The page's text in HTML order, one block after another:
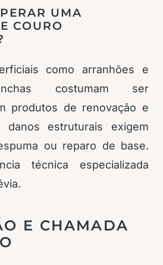
UMA
COURO
como arranhões e
costumam ser
produtos de renovação e
danos estruturais exigem
ou reparo de base.
técnica especializada
E CHAMADA